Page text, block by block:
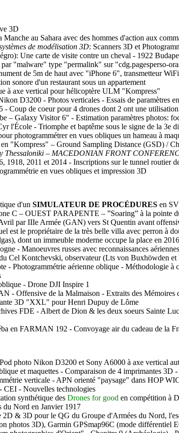
3D
Manche au Sahara avec des hommes d'action aux
de modélisation 3D: Scanners 3D et
Une carte de visite contre un cheval - 1922
par "malware" type "permalink" sur "cdg.pagesperso-
de 5m de haut avec "iPhone 6", transmetteur
sonore d'un restaurant sous un appartement
à axe vertical pour hélicoptère ULM "Kompress"
D3200 - Photos verticales - Essais de paramètres
- Coup de coeur pour 4 drones dont 2 ont une
– Galaxy Visitor 6" - Estimation paramètres photos:
l'École - Triomphe et baptême sous le signe de la
photogrammétrer en vues obliques un hameau à
en "Kompress" – Ground Sampling Distance (GSD) /
Thessaloniki – MACEDONIAN FRONT
1918, 2011 et 2014 - Inscriptions sur le tunnel routier
en vues obliques et impression 3D
d'un SIMULATEUR DE PROCÉDURES en
C – OUEST PARAPENTE – ”Soaring” à la pointe
par IIIe Armée (GAN) vers St Quentin avant
est le propriétaire de la très belle villa avec perron à
dont un immeuble moderne occupe la place en
- Manoeuvres russes avec reconnaissances
Cel Kontchevski, observateur (Lts von Buxhöwden
- Photogrammétrie aérienne oblique - Méthodologie
- Drone DJI Inspire 1
- Offensive de la Malmaison - Extraits des Mémoires
3D "XXL" pour Henri Dupuy de Lôme
FDE - Albert de Dion & les deux soeurs Sainte
en FARMAN 192 - Convoyage air du cadeau de la
photo Nikon D3200 et Sony A6000 à axe vertical
et maquettes - Comparaison de 4 imprimantes
verticale - APN orienté "paysage" dans HOP
CEI - Nouvelles technologies
synthétique des Drones for good en compétition à
du Nord en Janvier 1917
2D & 3D pour le QG du Groupe d'Armées du Nord,
photos 3D), Garmin GPSmap96C (mode